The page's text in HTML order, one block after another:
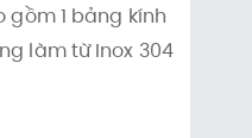
gồm 1 bảng kính
làm từ Inox 304